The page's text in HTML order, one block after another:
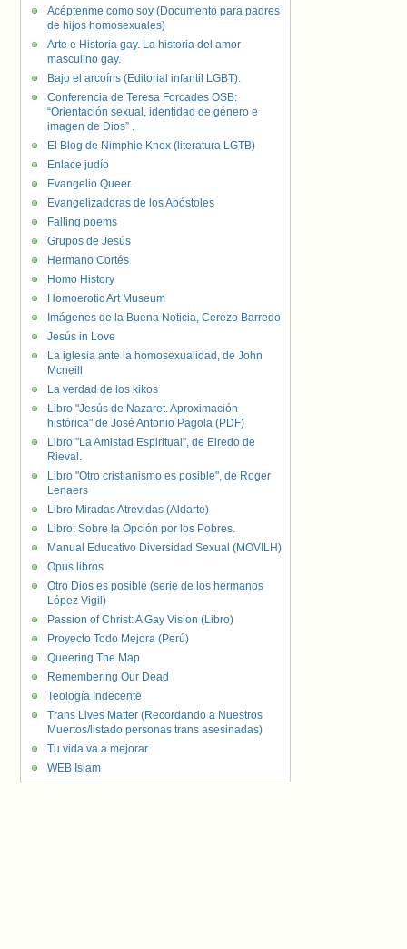
Acéptenme como soy (Documento para padres
de hijos homosexuales)
Arte e Historia gay. La historia del amor
masculino gay.
Bajo el arcoíris (Editorial infantil LGBT).
Conferencia de Teresa Forcades OSB:
“Orientación sexual, identidad de género e
imagen de Dios” .
El Blog de Nimphie Knox (literatura LGTB)
Enlace judío
Evangelio Queer.
Evangelizadoras de los Apóstoles
Falling poems
Grupos de Jesús
Hermano Cortés
Homo History
Homoerotic Art Museum
Imágenes de la Buena Noticia, Cerezo Barredo
Jesús in Love
La iglesia ante la homosexualidad, de John
Mcneill
La verdad de los kikos
Libro "Jesús de Nazaret. Aproximación
histórica" de José Antonio Pagola (PDF)
Libro "La Amistad Espiritual", de Elredo de
Rieval.
Libro "Otro cristianismo es posible", de Roger
Lenaers
Libro Miradas Atrevidas (Aldarte)
Libro: Sobre la Opción por los Pobres.
Manual Educativo Diversidad Sexual (MOVILH)
Opus libros
Otro Dios es posible (serie de los hermanos
López Vigil)
Passion of Christ: A Gay Vision (Libro)
Proyecto Todo Mejora (Perú)
Queering The Map
Remembering Our Dead
Teología Indecente
Trans Lives Matter (Recordando a Nuestros
Muertos/listado personas trans asesinadas)
Tu vida va a mejorar
WEB Islam